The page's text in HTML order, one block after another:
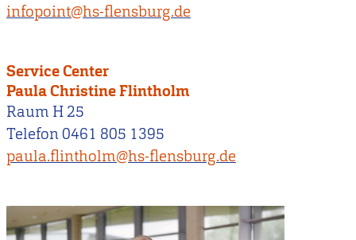
infopoint@hs-flensburg.de
Service Center
Paula Christine Flintholm
Raum H 25
Telefon 0461 805 1395
paula.flintholm@hs-flensburg.de